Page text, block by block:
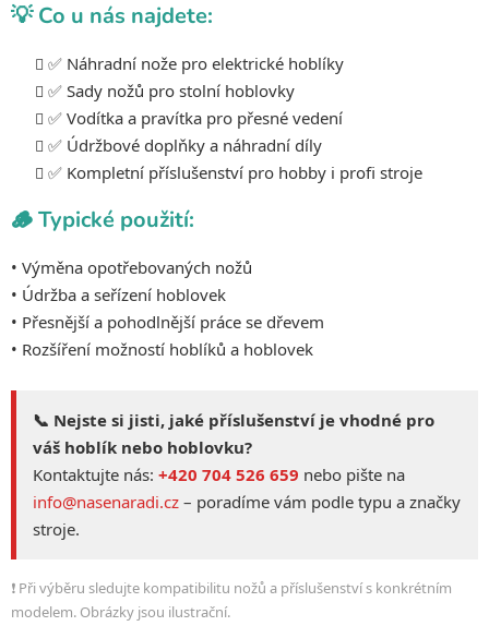
v
ý
p
i
s
u
💡 Co u nás najdete:
✅ Náhradní nože pro elektrické hoblíky
✅ Sady nožů pro stolní hoblovky
✅ Vodítka a pravítka pro přesné vedení
✅ Údržbové doplňky a náhradní díly
✅ Kompletní příslušenství pro hobby i profi stroje
🪵 Typické použití:
• Výměna opotřebovaných nožů
• Údržba a seřízení hoblovek
• Přesnější a pohodlnější práce se dřevem
• Rozšíření možností hoblíků a hoblovek
📞 Nejste si jisti, jaké příslušenství je vhodné pro
váš hoblík nebo hoblovku?
Kontaktujte nás: +420 704 526 659 nebo pište na
info@nasenaradi.cz – poradíme vám podle typu a značky
stroje.
❗ Při výběru sledujte kompatibilitu nožů a příslušenství s konkrétním
modelem. Obrázky jsou ilustrační.